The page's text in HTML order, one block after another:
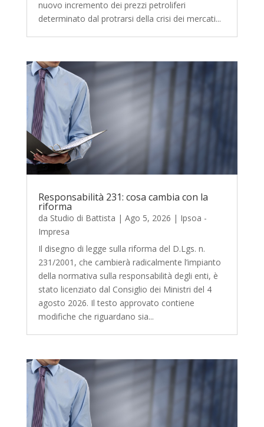
nuovo incremento dei prezzi petroliferi
determinato dal protrarsi della crisi dei mercati...
Responsabilità 231: cosa cambia con la
riforma
da Studio di Battista | Ago 5, 2026 | Ipsoa -
Impresa
Il disegno di legge sulla riforma del D.Lgs. n.
231/2001, che cambierà radicalmente l’impianto
della normativa sulla responsabilità degli enti, è
stato licenziato dal Consiglio dei Ministri del 4
agosto 2026. Il testo approvato contiene
modifiche che riguardano sia...